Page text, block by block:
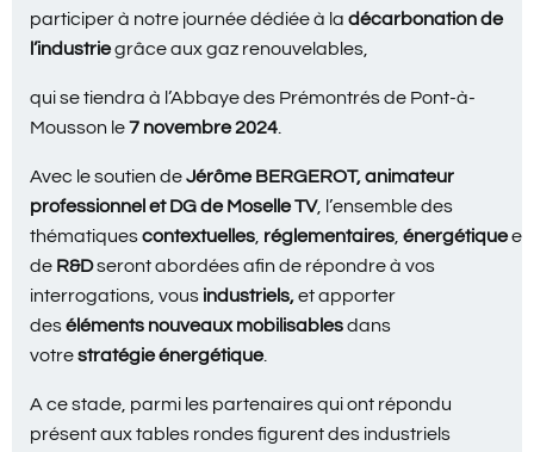
participer à notre journée dédiée à la décarbonation de
l’industriegrâce aux gaz renouvelables,
qui se tiendra à l’Abbaye des Prémontrés de Pont-à-
Mousson le7 novembre 2024
Avec le soutien deJérôme BERGEROT, animateur
professionnel et DG de Moselle TV, l’ensemble des
thématiquescontextuelles réglementaires énergétiqueet
de R&Dseront abordées afin de répondre à vos
interrogations, vous industriels,et apporter
deséléments nouveaux mobilisablesdans
votrestratégie énergétique.
A ce stade, parmi les partenaires qui ont répondu
présent aux tables rondes figurent des industriels